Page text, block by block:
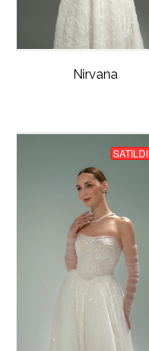
Nirvana
SATILDI